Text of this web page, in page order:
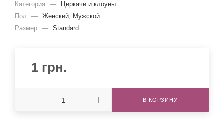
Категория —
Циркачи и клоуны
Пол
— Женский, Мужской
Размер — Standard
1 грн.
В КОРЗИНУ